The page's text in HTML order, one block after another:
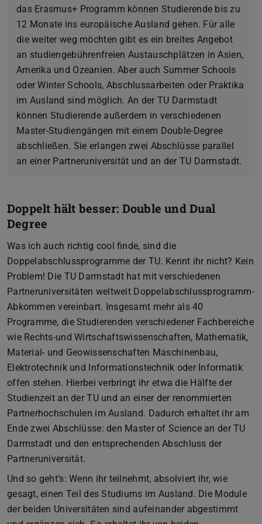
das Erasmus+ Programm können Studierende bis zu
12 Monate ins europäische Ausland gehen. Für alle
die weiter weg möchten gibt es ein breites Angebot
an studiengebührenfreien Austauschplätzen in Asien,
Amerika und Ozeanien. Aber auch Summer Schools
oder Winter Schools, Abschlussarbeiten oder Praktika
im Ausland sind möglich. An der TU Darmstadt
können Studierende außerdem in verschiedenen
Master-Studiengängen mit einem Double-Degree
abschließen. Sie erlangen zwei Abschlüsse parallel
an einer Partneruniversität und an der TU Darmstadt.
Doppelt hält besser: Double und Dual
Degree
Was ich auch richtig cool finde, sind die
Doppelabschlussprogramme der TU. Kennt ihr nicht? Kein
Problem! Die TU Darmstadt hat mit verschiedenen
Partneruniversitäten weltweit Doppelabschlussprogramm-
Abkommen vereinbart. Insgesamt mehr als 40
Programme, die Studierenden verschiedener Fachbereiche
wie Rechts-und Wirtschaftswissenschaften, Mathematik,
Material- und Geowissenschaften Maschinenbau,
Elektrotechnik und Informationstechnik oder Informatik
offen stehen. Hierbei verbringt ihr etwa die Hälfte der
Studienzeit an der TU und an einer der renommierten
Partnerhochschulen im Ausland. Dadurch erhaltet ihr am
Ende zwei Abschlüsse: den Master of Science an der TU
Darmstadt und den entsprechenden Abschluss der
Partneruniversität.
Und so geht’s: Wenn ihr teilnehmt, absolviert ihr, wie
gesagt, einen Teil des Studiums im Ausland. Die Module
der beiden Universitäten sind aufeinander abgestimmt